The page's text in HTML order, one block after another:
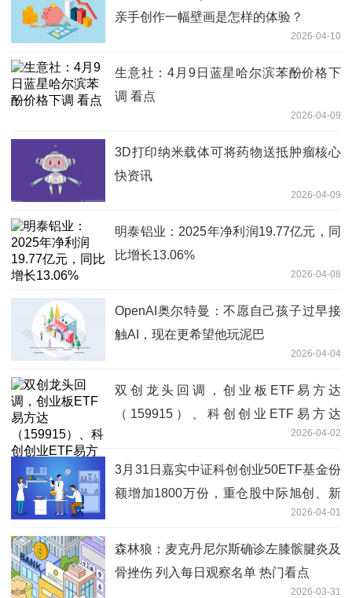
亲手创作一幅壁画是怎样的体验？
2026-04-10
生意社：4月9日蓝星哈尔滨苯酚价格下
调 看点
2026-04-09
3D打印纳米载体可将药物送抵肿瘤核心
快资讯
2026-04-09
明泰铝业：2025年净利润19.77亿元，同
比增长13.06%
2026-04-08
OpenAI奥尔特曼：不愿自己孩子过早接
触AI，现在更希望他玩泥巴
2026-04-04
双创龙头回调，创业板ETF易方达
（159915）、科创创业ETF易方达
2026-04-02
3月31日嘉实中证科创创业50ETF基金份
额增加1800万份，重仓股中际旭创、新
2026-04-01
森林狼：麦克丹尼尔斯确诊左膝髌腱炎及
骨挫伤 列入每日观察名单 热门看点
2026-03-31